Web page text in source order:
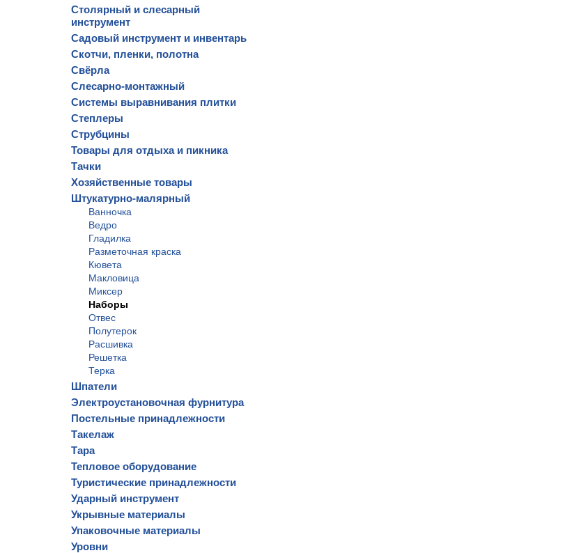
Столярный и слесарный
инструмент
Садовый инструмент и инвентарь
Скотчи, пленки, полотна
Свёрла
Слесарно-монтажный
Системы выравнивания плитки
Степлеры
Струбцины
Товары для отдыха и пикника
Тачки
Хозяйственные товары
Штукатурно-малярный
Ванночка
Ведро
Гладилка
Разметочная краска
Кювета
Макловица
Миксер
Наборы
Отвес
Полутерок
Расшивка
Решетка
Терка
Шпатели
Электроустановочная фурнитура
Постельные принадлежности
Такелаж
Тара
Тепловое оборудование
Туристические принадлежности
Ударный инструмент
Укрывные материалы
Упаковочные материалы
Уровни